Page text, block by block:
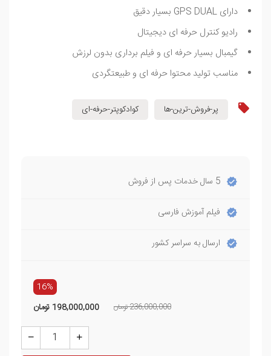
دارای GPS DUAL بسیار دقیق
رادیو کنترل حرفه ای دیجیتال
گیمبال بسیار حرفه ای و فیلم برداری بدون لرزش
مناسب تولید محتوا حرفه ای و طبیعتگردی
پر-فروش-ترین-ها کوادکوپتر-حرفه-ای
5 سال خدمات پس از فروش
فیلم آموزش فارسی
ارسال به سراسر کشور
16%
236,000,000 تومان 198,000,000 تومان